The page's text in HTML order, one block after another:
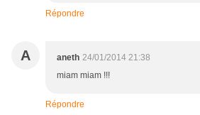
Répondre
A aneth 24/01/2014 21:38
miam miam !!!
Répondre